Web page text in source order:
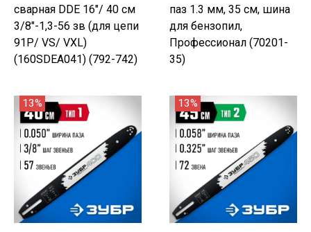
сварная DDE 16"/ 40 см
3/8"-1,3-56 зв (для цепи
91P/ VS/ VXL)
(160SDEA041) (792-742)
паз 1.3 мм, 35 см, шина
для бензопил,
Профессионал (70201-
35)
13% 13%